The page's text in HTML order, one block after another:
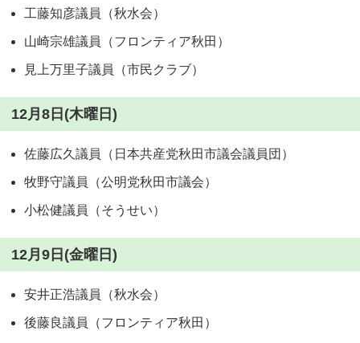
工藤知彦議員（秋水会）
山崎宗雄議員（フロンティア秋田）
見上万里子議員（市民クラブ）
12月8日(木曜日)
佐藤広久議員（日本共産党秋田市議会議員団）
牧野守議員（公明党秋田市議会）
小松健議員（そうせい）
12月9日(金曜日)
安井正浩議員（秋水会）
後藤良議員（フロンティア秋田）